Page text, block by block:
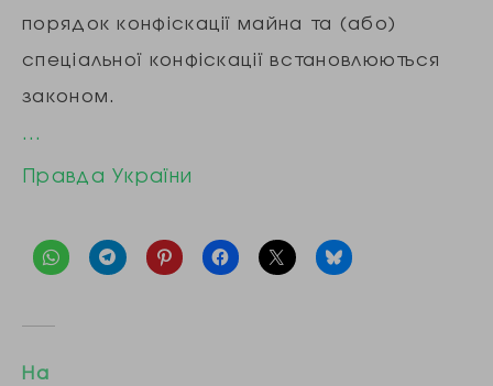
порядок конфіскації майна та (або)
спеціальної конфіскації встановлюються
законом.
…
Правда України
На